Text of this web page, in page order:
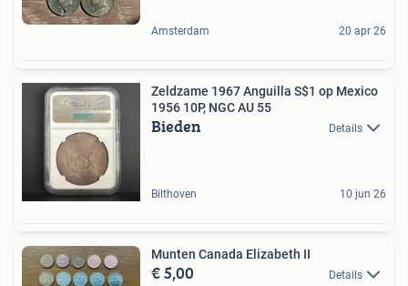
Amsterdam 20 apr 26
Zeldzame 1967 Anguilla S$1 op Mexico
1956 10P, NGC AU 55
Bieden Details
Bilthoven 10 jun 26
Munten Canada Elizabeth II
€ 5,00 Details